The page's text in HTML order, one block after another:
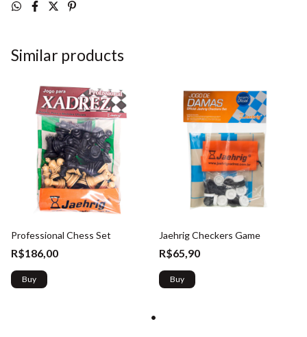
Similar products
Professional Chess Set
R$186,00
Buy
Jaehrig Checkers Game
R$65,90
Buy